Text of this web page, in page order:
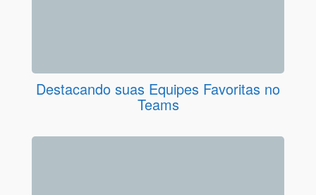
Destacando suas Equipes Favoritas no
Teams